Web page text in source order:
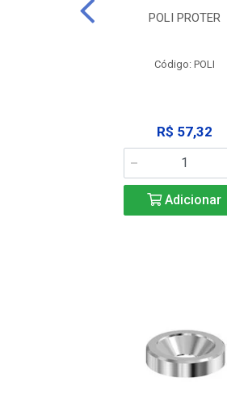
POLI PROTER
Código: POLI
R$ 57,32
Adicionar